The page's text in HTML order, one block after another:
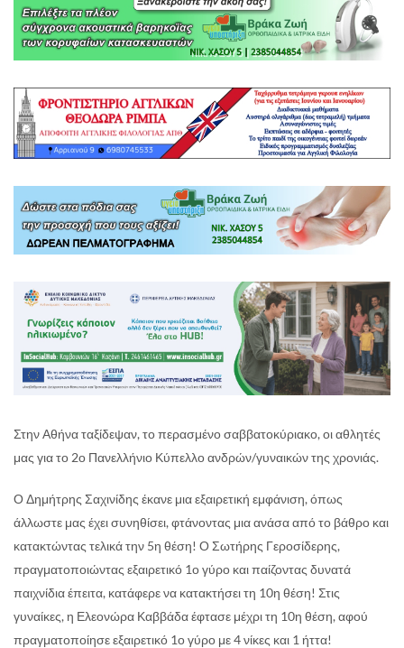
Στην Αθήνα ταξίδεψαν, το περασμένο σαββατοκύριακο, οι αθλητές
μας για το 2ο Πανελλήνιο Κύπελλο ανδρών/γυναικών της χρονιάς.
Ο Δημήτρης Σαχινίδης έκανε μια εξαιρετική εμφάνιση, όπως
άλλωστε μας έχει συνηθίσει, φτάνοντας μια ανάσα από το βάθρο και
κατακτώντας τελικά την 5η θέση! Ο Σωτήρης Γεροσίδερης,
πραγματοποιώντας εξαιρετικό 1ο γύρο και παίζοντας δυνατά
παιχνίδια έπειτα, κατάφερε να κατακτήσει τη 10η θέση! Στις
γυναίκες, η Ελεονώρα Καββάδα έφτασε μέχρι τη 10η θέση, αφού
πραγματοποίησε εξαιρετικό 1ο γύρο με 4 νίκες και 1 ήττα!